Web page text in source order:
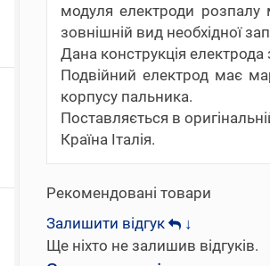
модуля електроди розпалу
зовнішній вид необхідної
Дана конструкція
Подвійний електрод має
корпусу пальника.
Поставляється в
Країна Італія.
Рекомендовані товари
Залишити відгук
↓
Ще ніхто не залишив відгуків.